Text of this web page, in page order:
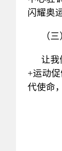
闪耀奥
（
让我
+运动
代使命